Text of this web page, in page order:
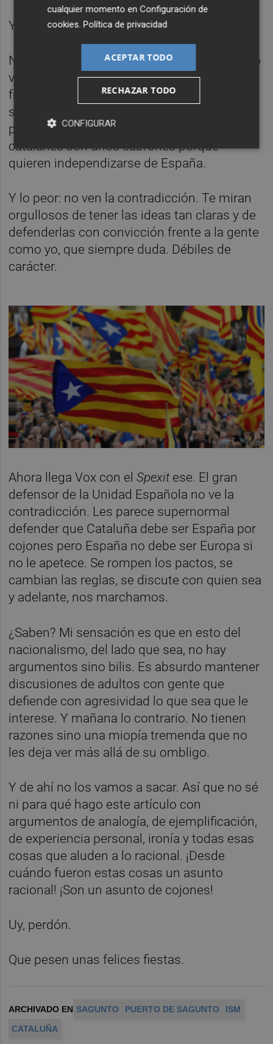
Y ahí acababa el debate.
No es lo mismo. Claro. Los argumentos solo
valen si juegan a mi favor. Así es como
funcionan las discusiones en este país. Los
saguntinos son unos cabrones porque no
permiten que El Puerto se independice y los
catalanes son unos cabrones porque
quieren independizarse de España.
Y lo peor: no ven la contradicción. Te miran
orgullosos de tener las ideas tan claras y de
defenderlas con convicción frente a la gente
como yo, que siempre duda. Débiles de
carácter.
Ahora llega Vox con elSpexitese. El gran
defensor de la Unidad Española no ve la
contradicción. Les parece supernormal
defender que Cataluña debe ser España por
cojones pero España no debe ser Europa si
no le apetece. Se rompen los pactos, se
cambian las reglas, se discute con quien sea
y adelante, nos marchamos.
¿Saben? Mi sensación es que en esto del
nacionalismo, del lado que sea, no hay
argumentos sino bilis. Es absurdo mantener
discusiones de adultos con gente que
defiende con agresividad lo que sea que le
interese. Y mañana lo contrario. No tienen
razones sino una miopía tremenda que no
les deja ver más allá de su ombligo.
Y de ahí no los vamos a sacar. Así que no sé
ni para qué hago este artículo con
argumentos de analogía, de ejemplificación,
de experiencia personal, ironía y todas esas
cosas que aluden a lo racional. ¡Desde
cuándo fueron estas cosas un asunto
racional! ¡Son un asunto de cojones!
Uy, perdón.
Que pesen unas felices fiestas.
ARCHIVADO EN SAGUNTO PUERTO DE SAGUNTO
ISM
CATALUÑA
cualquier momento enConfiguración de
cookies.Política de privacidad
ACEPTAR TODO
RECHAZAR TODO
CONFIGURAR